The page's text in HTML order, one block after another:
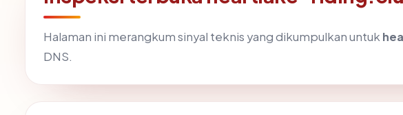
Halaman ini merangkum sinyal teknis yang dikumpulkan untuk
DNS.